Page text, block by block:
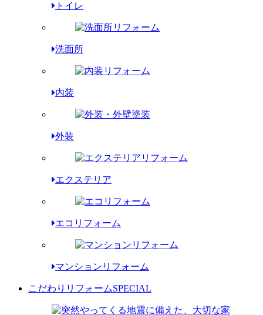
トイレ
洗面所
内装
外装
エクステリア
エコリフォーム
マンションリフォーム
こだわりリフォームSPECIAL